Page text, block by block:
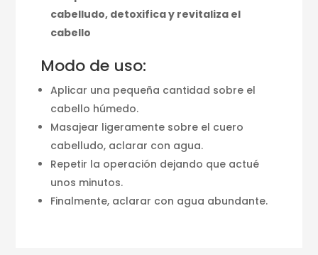
cabelludo, detoxifica y revitaliza el
cabello
Modo de uso:
Aplicar una pequeña cantidad sobre el
cabello húmedo.
Masajear ligeramente sobre el cuero
cabelludo, aclarar con agua.
Repetir la operación dejando que actué
unos minutos.
Finalmente, aclarar con agua abundante.